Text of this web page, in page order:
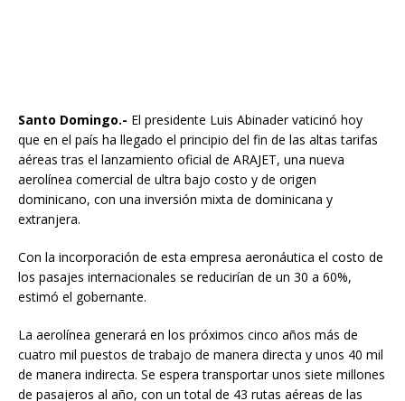
Santo Domingo.- El presidente Luis Abinader vaticinó hoy
que en el país ha llegado el principio del fin de las altas tarifas
aéreas tras el lanzamiento oficial de ARAJET, una nueva
aerolínea comercial de ultra bajo costo y de origen
dominicano, con una inversión mixta de dominicana y
extranjera.
Con la incorporación de esta empresa aeronáutica el costo de
los pasajes internacionales se reducirían de un 30 a 60%,
estimó el gobernante.
La aerolínea generará en los próximos cinco años más de
cuatro mil puestos de trabajo de manera directa y unos 40 mil
de manera indirecta. Se espera transportar unos siete millones
de pasajeros al año, con un total de 43 rutas aéreas de las